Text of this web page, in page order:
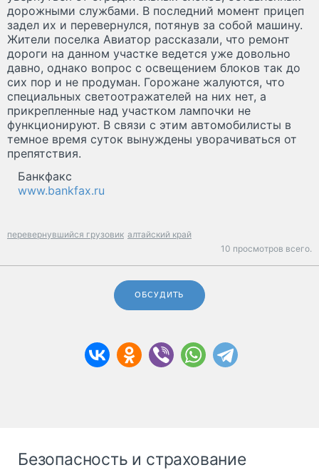
дорожными службами. В последний момент прицеп
задел их и перевернулся, потянув за собой машину.
Жители поселка Авиатор рассказали, что ремонт
дороги на данном участке ведется уже довольно
давно, однако вопрос с освещением блоков так до
сих пор и не продуман. Горожане жалуются, что
специальных светоотражателей на них нет, а
прикрепленные над участком лампочки не
функционируют. В связи с этим автомобилисты в
темное время суток вынуждены уворачиваться от
препятствия.
Банкфакс
www.bankfax.ru
перевернувшийся грузовик алтайский край
10 просмотров всего.
ОБСУДИТЬ
Безопасность и страхование